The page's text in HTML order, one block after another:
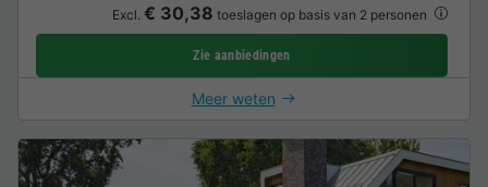
Excl. € 30,38 toeslagen op basis van 2 personen
Zie aanbiedingen
Meer weten